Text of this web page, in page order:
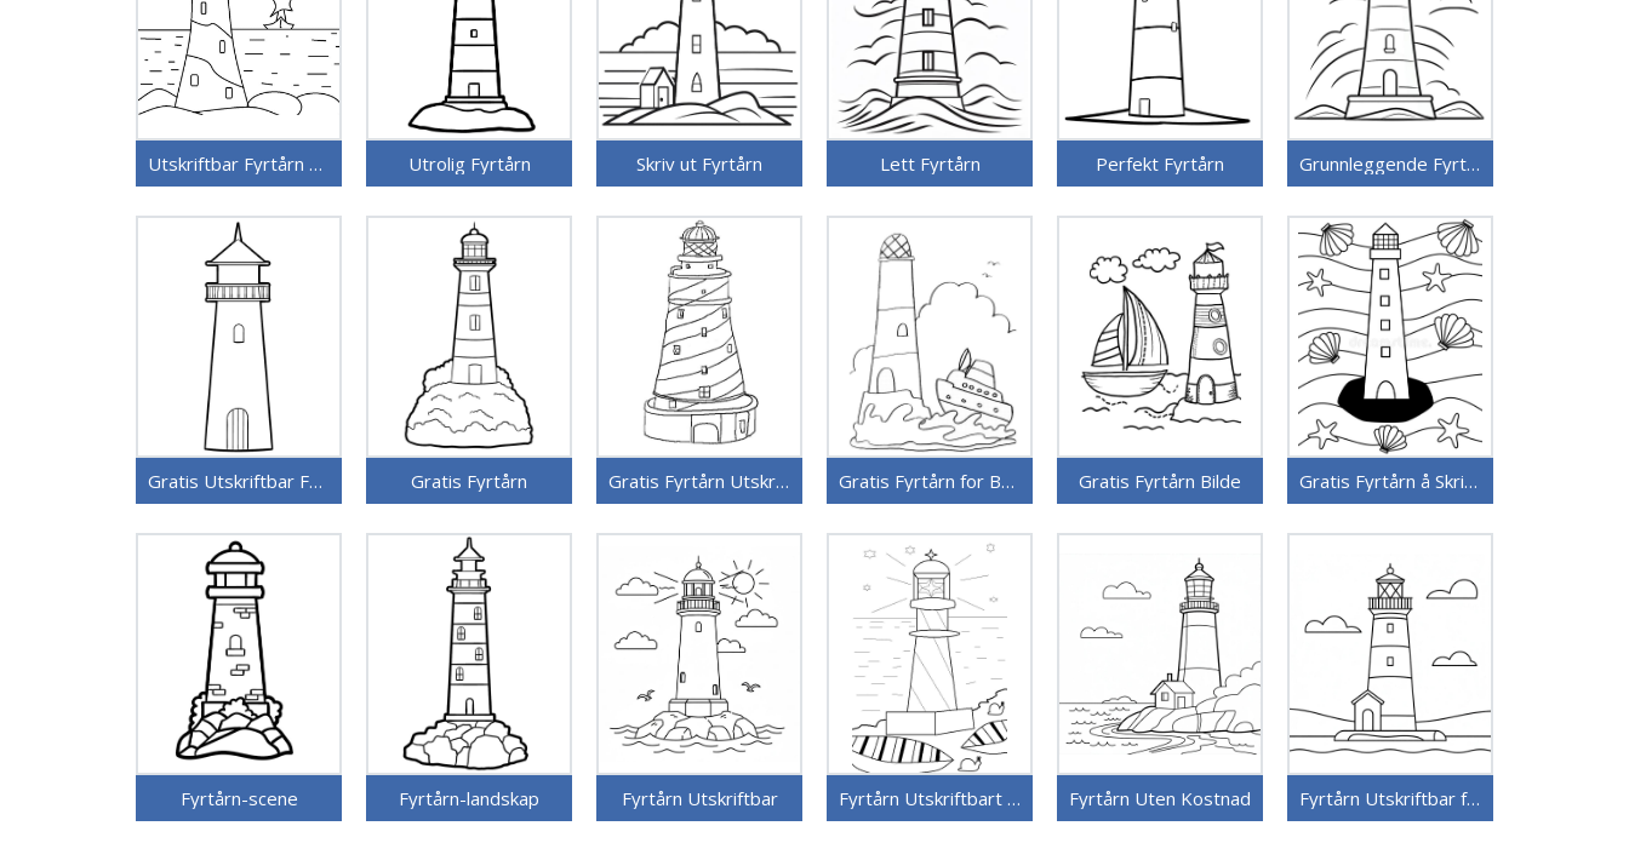
Utskriftbar Fyrtårn Uten Kostnad Utrolig Fyrtårn Skriv ut Fyrtårn Lett Fyrtårn Perfekt Fyrtårn Grunnleggende Fyrtårn
Gratis Utskriftbar Fyrtårn Gratis Fyrtårn Gratis Fyrtårn Utskriftbar Gratis Fyrtårn for Barn Gratis Fyrtårn Bilde Gratis Fyrtårn å Skrive ut
Fyrtårn-scene Fyrtårn-landskap Fyrtårn Utskriftbar Fyrtårn Utskriftbart Bilde Fyrtårn Uten Kostnad Fyrtårn Utskriftbar for Barn